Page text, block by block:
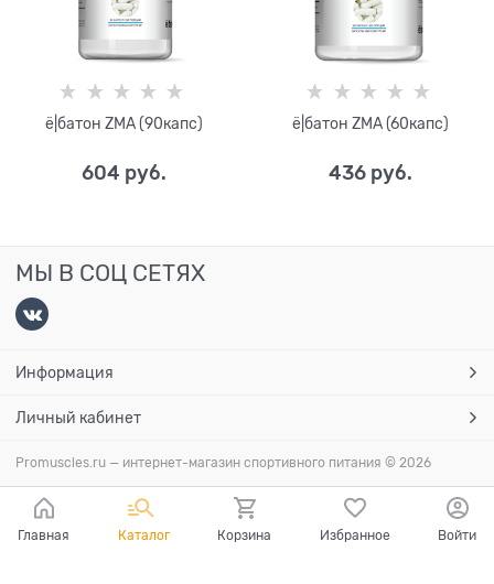
ё|батон ZMA (90капс)
604 руб.
ё|батон ZMA (60капс)
436 руб.
МЫ В СОЦ СЕТЯХ
Информация
Личный кабинет
Promuscles.ru — интернет-магазин спортивного питания © 2026
Главная Каталог Корзина Избранное Войти